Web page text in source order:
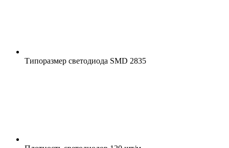
Типоразмер светодиода SMD 2835